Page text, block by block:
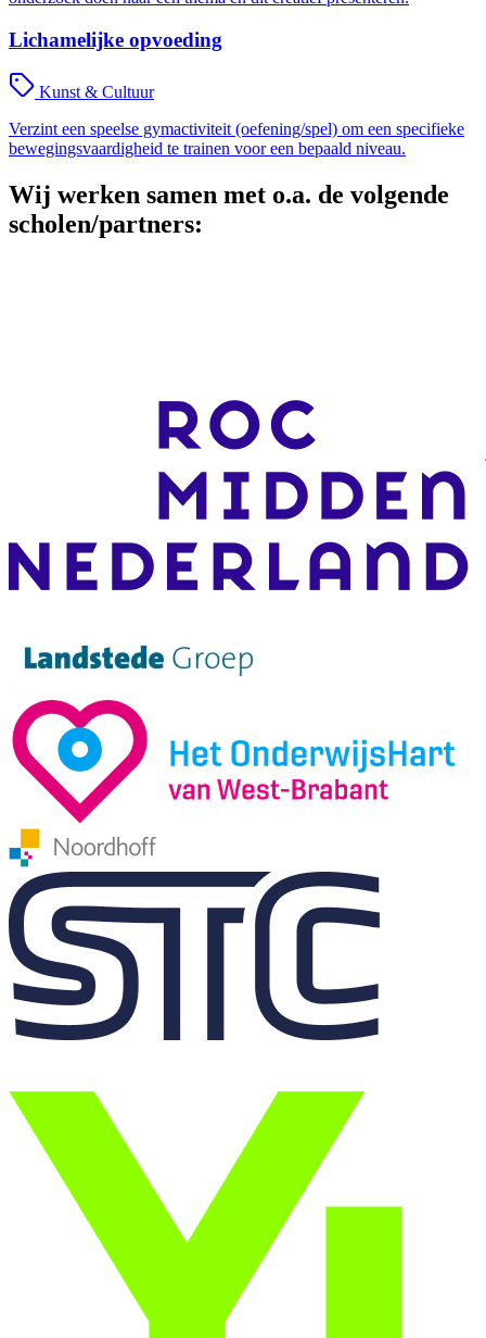
Lichamelijke opvoeding
Kunst & Cultuur
Verzint een speelse gymactiviteit (oefening/spel) om een specifieke
bewegingsvaardigheid te trainen voor een bepaald niveau.
Wij werken samen met o.a. de volgende
scholen/partners: